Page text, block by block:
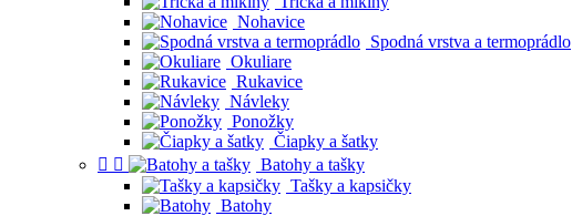
Nohavice
Spodná vrstva a termoprádlo
Okuliare
Rukavice
Návleky
Ponožky
Čiapky a šatky
 
Batohy a tašky
Tašky a kapsičky
Batohy